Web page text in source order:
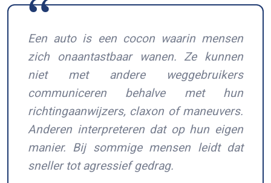
Een auto is een cocon waarin mensen
zich onaantastbaar wanen. Ze kunnen
niet met andere weggebruikers
communiceren behalve met hun
richtingaanwijzers, claxon of maneuvers.
Anderen interpreteren dat op hun eigen
manier. Bij sommige mensen leidt dat
sneller tot agressief gedrag.